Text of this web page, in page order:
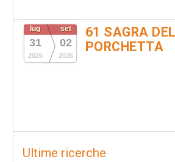
lug
31
2026
set
02
2026
61 SAGRA
PORCHETTA
Ultime ricerche